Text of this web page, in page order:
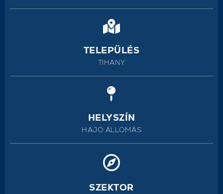
TELEPÜLÉS
TIHANY
HELYSZÍN
HAJÓ ÁLLOMÁS
SZEKTOR